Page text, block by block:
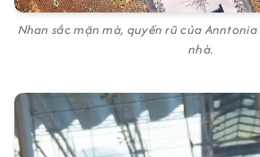
Nhan sắc mặn mà, quyến rũ của
nhà.